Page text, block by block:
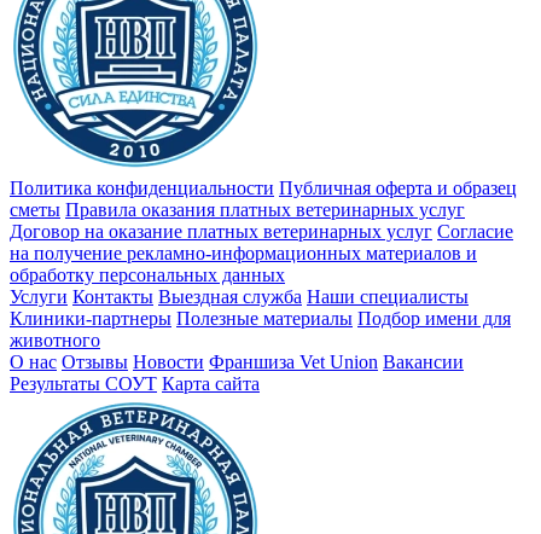
Политика конфиденциальности Публичная оферта и образец
сметы Правила оказания платных ветеринарных услуг
Договор на оказание платных ветеринарных услуг Cогласие
на получение рекламно-информационных материалов и
обработку персональных данных
Услуги Контакты Выездная служба Наши специалисты
Клиники-партнеры Полезные материалы Подбор имени для
животного
О нас Отзывы Новости Франшиза Vet Union Вакансии
Результаты СОУТ Карта сайта